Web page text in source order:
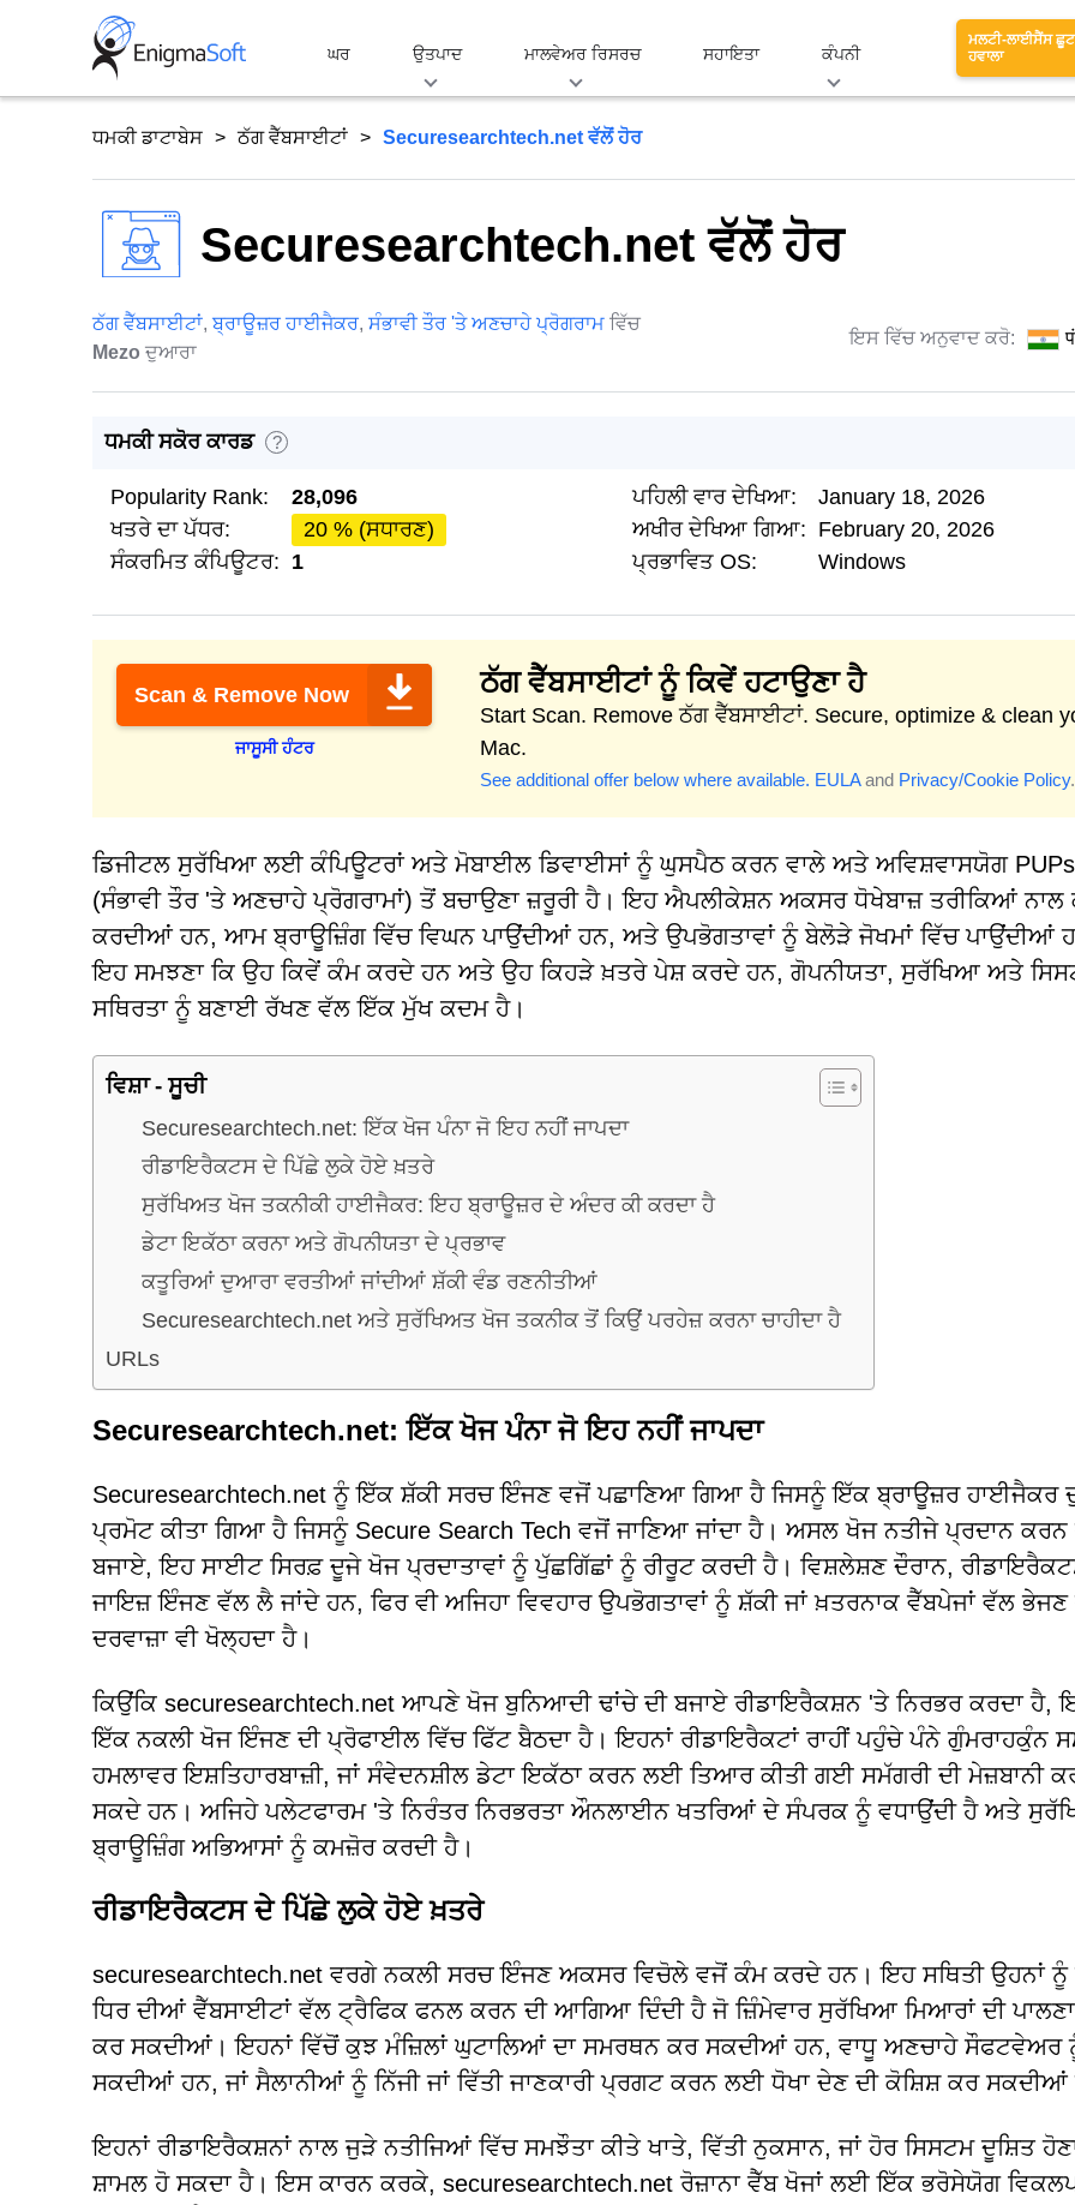
ਘਰ ਉਤਪਾਦ ਮਾਲਵੇਅਰ ਰਿਸਰਚ ਸਹਾਇਤਾ ਕੰਪਨੀ
ਮਲਟੀ-ਲਾਈਸੈਂਸ ਛੂਟ
ਹਵਾਲਾ
ਧਮਕੀ ਡਾਟਾਬੇਸ ਠੱਗ ਵੈੱਬਸਾਈਟਾਂ Securesearchtech.net ਵੱਲੋਂ ਹੋਰ
Securesearchtech.net ਵੱਲੋਂ ਹੋਰ
ਠੱਗ ਵੈੱਬਸਾਈਟਾਂ,ਬ੍ਰਾਊਜ਼ਰ ਹਾਈਜੈਕਰ, ਸੰਭਾਵੀ ਤੌਰ 'ਤੇ ਅਣਚਾਹੇ ਪ੍ਰੋਗਰਾਮ ਵਿੱਚ
Mezo ਦੁਆਰਾ
ਇਸ ਵਿੱਚ ਅਨੁਵਾਦ ਕਰੋ:
ਧਮਕੀ ਸਕੋਰ ਕਾਰਡ ?
Popularity Rank:
28,096
ਖਤਰੇ ਦਾ ਪੱਧਰ:
20 % (ਸਧਾਰਣ)
ਸੰਕਰਮਿਤ ਕੰਪਿਊਟਰ: 1
ਪਹਿਲੀ ਵਾਰ ਦੇਖਿਆ:
January 18, 2026
ਅਖੀਰ ਦੇਖਿਆ ਗਿਆ: February 20, 2026
ਪ੍ਰਭਾਵਿਤ OS:
Windows
Scan & Remove Now
ਜਾਸੂਸੀ ਹੰਟਰ
ਠੱਗ ਵੈੱਬਸਾਈਟਾਂ ਨੂੰ ਕਿਵੇਂ ਹਟਾਉਣਾ ਹੈ
Start Scan. Remove ਠੱਗ ਵੈੱਬਸਾਈਟਾਂ. Secure, optimize & clean
Mac.
See additional offer below where available. EULAand Privacy/Cookie Policy.
ਡਿਜੀਟਲ ਸੁਰੱਖਿਆ ਲਈ ਕੰਪਿਊਟਰਾਂ ਅਤੇ ਮੋਬਾਈਲ ਡਿਵਾਈਸਾਂ ਨੂੰ ਘੁਸਪੈਠ ਕਰਨ ਵਾਲੇ ਅਤੇ ਅਵਿਸ਼ਵਾਸਯੋਗ PUPs
(ਸੰਭਾਵੀ ਤੌਰ 'ਤੇ ਅਣਚਾਹੇ ਪ੍ਰੋਗਰਾਮਾਂ) ਤੋਂ ਬਚਾਉਣਾ ਜ਼ਰੂਰੀ ਹੈ। ਇਹ ਐਪਲੀਕੇਸ਼ਨ ਅਕਸਰ ਧੋਖੇਬਾਜ਼ ਤਰੀਕਿਆਂ ਨਾਲ
ਕਰਦੀਆਂ ਹਨ, ਆਮ ਬ੍ਰਾਊਜ਼ਿੰਗ ਵਿੱਚ ਵਿਘਨ ਪਾਉਂਦੀਆਂ ਹਨ, ਅਤੇ ਉਪਭੋਗਤਾਵਾਂ ਨੂੰ ਬੇਲੋੜੇ ਜੋਖਮਾਂ ਵਿੱਚ ਪਾਉਂਦੀਆਂ
ਇਹ ਸਮਝਣਾ ਕਿ ਉਹ ਕਿਵੇਂ ਕੰਮ ਕਰਦੇ ਹਨ ਅਤੇ ਉਹ ਕਿਹੜੇ ਖ਼ਤਰੇ ਪੇਸ਼ ਕਰਦੇ ਹਨ, ਗੋਪਨੀਯਤਾ, ਸੁਰੱਖਿਆ ਅਤੇ
ਸਥਿਰਤਾ ਨੂੰ ਬਣਾਈ ਰੱਖਣ ਵੱਲ ਇੱਕ ਮੁੱਖ ਕਦਮ ਹੈ।
ਵਿਸ਼ਾ - ਸੂਚੀ
Securesearchtech.net: ਇੱਕ ਖੋਜ ਪੰਨਾ ਜੋ ਇਹ ਨਹੀਂ ਜਾਪਦਾ
ਰੀਡਾਇਰੈਕਟਸ ਦੇ ਪਿੱਛੇ ਲੁਕੇ ਹੋਏ ਖ਼ਤਰੇ
ਸੁਰੱਖਿਅਤ ਖੋਜ ਤਕਨੀਕੀ ਹਾਈਜੈਕਰ: ਇਹ ਬ੍ਰਾਊਜ਼ਰ ਦੇ ਅੰਦਰ ਕੀ ਕਰਦਾ ਹੈ
ਡੇਟਾ ਇਕੱਠਾ ਕਰਨਾ ਅਤੇ ਗੋਪਨੀਯਤਾ ਦੇ ਪ੍ਰਭਾਵ
ਕਤੂਰਿਆਂ ਦੁਆਰਾ ਵਰਤੀਆਂ ਜਾਂਦੀਆਂ ਸ਼ੱਕੀ ਵੰਡ ਰਣਨੀਤੀਆਂ
Securesearchtech.net ਅਤੇ ਸੁਰੱਖਿਅਤ ਖੋਜ ਤਕਨੀਕ ਤੋਂ ਕਿਉਂ ਪਰਹੇਜ਼ ਕਰਨਾ ਚਾਹੀਦਾ ਹੈ
URLs
Securesearchtech.net: ਇੱਕ ਖੋਜ ਪੰਨਾ ਜੋ ਇਹ ਨਹੀਂ ਜਾਪਦਾ
Securesearchtech.net ਨੂੰ ਇੱਕ ਸ਼ੱਕੀ ਸਰਚ ਇੰਜਣ ਵਜੋਂ ਪਛਾਣਿਆ ਗਿਆ ਹੈ ਜਿਸਨੂੰ ਇੱਕ ਬ੍ਰਾਊਜ਼ਰ ਹਾਈਜੈਕਰ
ਪ੍ਰਮੋਟ ਕੀਤਾ ਗਿਆ ਹੈ ਜਿਸਨੂੰ Secure Search Tech ਵਜੋਂ ਜਾਣਿਆ ਜਾਂਦਾ ਹੈ। ਅਸਲ ਖੋਜ ਨਤੀਜੇ ਪ੍ਰਦਾਨ ਕਰਨ
ਬਜਾਏ, ਇਹ ਸਾਈਟ ਸਿਰਫ਼ ਦੂਜੇ ਖੋਜ ਪ੍ਰਦਾਤਾਵਾਂ ਨੂੰ ਪੁੱਛਗਿੱਛਾਂ ਨੂੰ ਰੀਰੂਟ ਕਰਦੀ ਹੈ। ਵਿਸ਼ਲੇਸ਼ਣ ਦੌਰਾਨ,
ਜਾਇਜ਼ ਇੰਜਣ ਵੱਲ ਲੈ ਜਾਂਦੇ ਹਨ, ਫਿਰ ਵੀ ਅਜਿਹਾ ਵਿਵਹਾਰ ਉਪਭੋਗਤਾਵਾਂ ਨੂੰ ਸ਼ੱਕੀ ਜਾਂ ਖ਼ਤਰਨਾਕ ਵੈੱਬਪੇਜਾਂ ਵੱਲ ਭੇਜਣ
ਦਰਵਾਜ਼ਾ ਵੀ ਖੋਲ੍ਹਦਾ ਹੈ।
ਕਿਉਂਕਿ securesearchtech.net ਆਪਣੇ ਖੋਜ ਬੁਨਿਆਦੀ ਢਾਂਚੇ ਦੀ ਬਜਾਏ ਰੀਡਾਇਰੈਕਸ਼ਨ 'ਤੇ ਨਿਰਭਰ ਕਰਦਾ ਹੈ,
ਇੱਕ ਨਕਲੀ ਖੋਜ ਇੰਜਣ ਦੀ ਪ੍ਰੋਫਾਈਲ ਵਿੱਚ ਫਿੱਟ ਬੈਠਦਾ ਹੈ। ਇਹਨਾਂ ਰੀਡਾਇਰੈਕਟਾਂ ਰਾਹੀਂ ਪਹੁੰਚੇ ਪੰਨੇ ਗੁੰਮਰਾਹਕੁੰਨ
ਹਮਲਾਵਰ ਇਸ਼ਤਿਹਾਰਬਾਜ਼ੀ, ਜਾਂ ਸੰਵੇਦਨਸ਼ੀਲ ਡੇਟਾ ਇਕੱਠਾ ਕਰਨ ਲਈ ਤਿਆਰ ਕੀਤੀ ਗਈ ਸਮੱਗਰੀ ਦੀ ਮੇਜ਼ਬਾਨੀ
ਸਕਦੇ ਹਨ। ਅਜਿਹੇ ਪਲੇਟਫਾਰਮ 'ਤੇ ਨਿਰੰਤਰ ਨਿਰਭਰਤਾ ਔਨਲਾਈਨ ਖਤਰਿਆਂ ਦੇ ਸੰਪਰਕ ਨੂੰ ਵਧਾਉਂਦੀ ਹੈ ਅਤੇ
ਬ੍ਰਾਊਜ਼ਿੰਗ ਅਭਿਆਸਾਂ ਨੂੰ ਕਮਜ਼ੋਰ ਕਰਦੀ ਹੈ।
ਰੀਡਾਇਰੈਕਟਸ ਦੇ ਪਿੱਛੇ ਲੁਕੇ ਹੋਏ ਖ਼ਤਰੇ
securesearchtech.net ਵਰਗੇ ਨਕਲੀ ਸਰਚ ਇੰਜਣ ਅਕਸਰ ਵਿਚੋਲੇ ਵਜੋਂ ਕੰਮ ਕਰਦੇ ਹਨ। ਇਹ ਸਥਿਤੀ ਉਹਨਾਂ ਨੂੰ
ਧਿਰ ਦੀਆਂ ਵੈੱਬਸਾਈਟਾਂ ਵੱਲ ਟ੍ਰੈਫਿਕ ਫਨਲ ਕਰਨ ਦੀ ਆਗਿਆ ਦਿੰਦੀ ਹੈ ਜੋ ਜ਼ਿੰਮੇਵਾਰ ਸੁਰੱਖਿਆ ਮਿਆਰਾਂ ਦੀ
ਕਰ ਸਕਦੀਆਂ। ਇਹਨਾਂ ਵਿੱਚੋਂ ਕੁਝ ਮੰਜ਼ਿਲਾਂ ਘੁਟਾਲਿਆਂ ਦਾ ਸਮਰਥਨ ਕਰ ਸਕਦੀਆਂ ਹਨ, ਵਾਧੂ ਅਣਚਾਹੇ ਸੌਫਟਵੇਅਰ
ਸਕਦੀਆਂ ਹਨ, ਜਾਂ ਸੈਲਾਨੀਆਂ ਨੂੰ ਨਿੱਜੀ ਜਾਂ ਵਿੱਤੀ ਜਾਣਕਾਰੀ ਪ੍ਰਗਟ ਕਰਨ ਲਈ ਧੋਖਾ ਦੇਣ ਦੀ ਕੋਸ਼ਿਸ਼ ਕਰ ਸਕਦੀਆਂ
ਇਹਨਾਂ ਰੀਡਾਇਰੈਕਸ਼ਨਾਂ ਨਾਲ ਜੁੜੇ ਨਤੀਜਿਆਂ ਵਿੱਚ ਸਮਝੌਤਾ ਕੀਤੇ ਖਾਤੇ, ਵਿੱਤੀ ਨੁਕਸਾਨ, ਜਾਂ ਹੋਰ ਸਿਸਟਮ ਦੂਸ਼ਿਤ
ਸ਼ਾਮਲ ਹੋ ਸਕਦਾ ਹੈ। ਇਸ ਕਾਰਨ ਕਰਕੇ, securesearchtech.net ਰੋਜ਼ਾਨਾ ਵੈੱਬ ਖੋਜਾਂ ਲਈ ਇੱਕ ਭਰੋਸੇਯੋਗ